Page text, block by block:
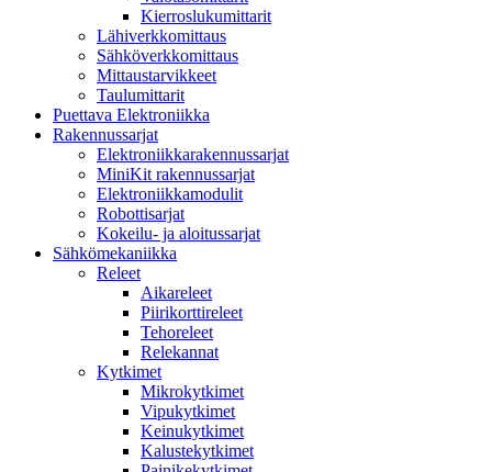
Kierroslukumittarit
Lähiverkkomittaus
Sähköverkkomittaus
Mittaustarvikkeet
Taulumittarit
Puettava Elektroniikka
Rakennussarjat
Elektroniikkarakennussarjat
MiniKit rakennussarjat
Elektroniikkamodulit
Robottisarjat
Kokeilu- ja aloitussarjat
Sähkömekaniikka
Releet
Aikareleet
Piirikorttireleet
Tehoreleet
Relekannat
Kytkimet
Mikrokytkimet
Vipukytkimet
Keinukytkimet
Kalustekytkimet